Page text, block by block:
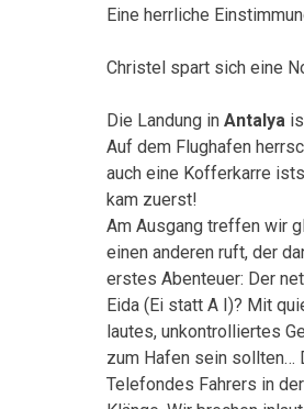
Eine herrliche
Christel spart sich eine
Die Landung in Antalya
Auf dem Flughafen
auch eine Kofferkarre
kam zuerst!
Am Ausgang treffen wir
einen anderen ruft, der
erstes Abenteuer: Der
Eida (Ei statt A I)? Mit
lautes, unkontrolliertes
zum Hafen sein sollten…
Telefondes Fahrers in